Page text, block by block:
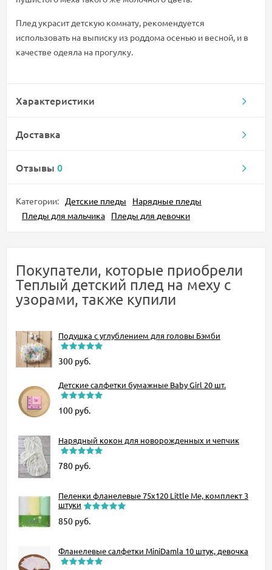
Плед украсит детскую комнату, рекомендуется
использовать на выписку из роддома осенью и весной, и в
качестве одеяла на прогулку.
Характеристики
Доставка
Отзывы 0
Категории: Детские пледы
Нарядные пледы
Пледы для мальчика
Пледы для девочки
Покупатели, которые приобрели
Теплый детский плед на меху с
узорами, также купили
Подушка с углублением для головы Бэмби
300 руб.
Детские салфетки бумажные Baby Girl 20 шт.
100 руб.
Нарядный кокон для новорожденных и чепчик
780 руб.
Пеленки фланелевые 75x120 Little Me, комплект 3
штуки
850 руб.
Фланелевые салфетки MiniDamla 10 штук, девочка